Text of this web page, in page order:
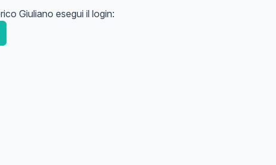
Giuliano esegui il login: